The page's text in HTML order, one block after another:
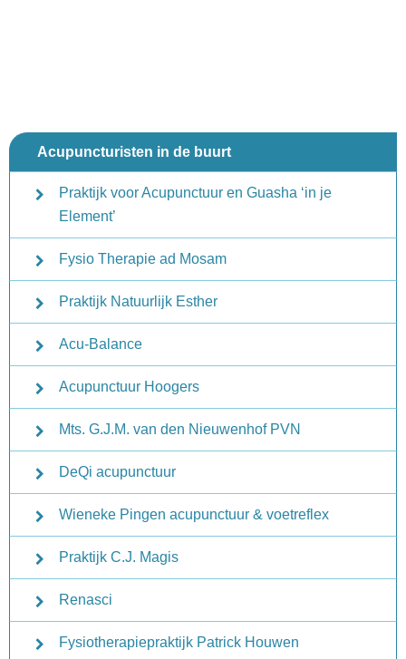
Acupuncturisten in de buurt
Praktijk voor Acupunctuur en Guasha ‘in je
Element’
Fysio Therapie ad Mosam
Praktijk Natuurlijk Esther
Acu-Balance
Acupunctuur Hoogers
Mts. G.J.M. van den Nieuwenhof PVN
DeQi acupunctuur
Wieneke Pingen acupunctuur & voetreflex
Praktijk C.J. Magis
Renasci
Fysiotherapiepraktijk Patrick Houwen